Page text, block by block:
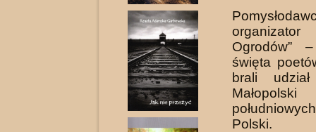
organizator
Ogrodów”
święta
brali
Polski.